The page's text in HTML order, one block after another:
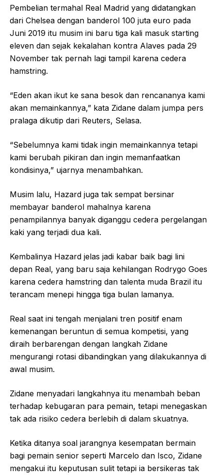
Pembelian termahal Real Madrid yang didatangkan
dari Chelsea dengan banderol 100 juta euro pada
Juni 2019 itu musim ini baru tiga kali masuk starting
eleven dan sejak kekalahan kontra Alaves pada 29
November tak pernah lagi tampil karena cedera
hamstring.
“Eden akan ikut ke sana besok dan rencananya kami
akan memainkannya,” kata Zidane dalam jumpa pers
pralaga dikutip dari Reuters, Selasa.
“Sebelumnya kami tidak ingin memainkannya tetapi
kami berubah pikiran dan ingin memanfaatkan
kondisinya,” ujarnya menambahkan.
Musim lalu, Hazard juga tak sempat bersinar
membayar banderol mahalnya karena
penampilannya banyak diganggu cedera pergelangan
kaki yang terjadi dua kali.
Kembalinya Hazard jelas jadi kabar baik bagi lini
depan Real, yang baru saja kehilangan Rodrygo Goes
karena cedera hamstring dan talenta muda Brazil itu
terancam menepi hingga tiga bulan lamanya.
Real saat ini tengah menjalani tren positif enam
kemenangan beruntun di semua kompetisi, yang
diraih berbarengan dengan langkah Zidane
mengurangi rotasi dibandingkan yang dilakukannya di
awal musim.
Zidane menyadari langkahnya itu menambah beban
terhadap kebugaran para pemain, tetapi menegaskan
tak ada risiko cedera berlebih di dalam skuatnya.
Ketika ditanya soal jarangnya kesempatan bermain
bagi pemain senior seperti Marcelo dan Isco, Zidane
mengakui itu keputusan sulit tetapi ia bersikeras tak